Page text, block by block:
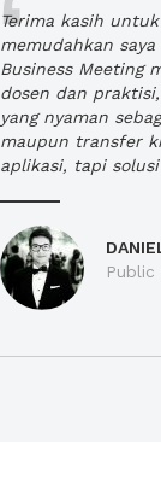
Terima kasih untuk
memudahkan
Business Meeting
dosen dan
yang nyaman
maupun transfer
aplikasi, tapi solusi
Public